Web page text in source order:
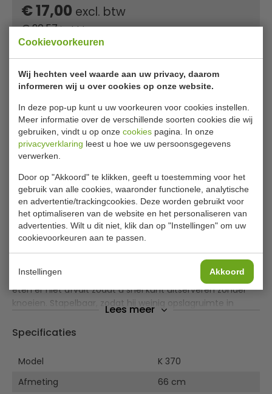
Cookievoorkeuren
Wij hechten veel waarde aan uw privacy, daarom
informeren wij u over cookies op onze website.
In deze pop-up kunt u uw voorkeuren voor cookies instellen.
Meer informatie over de verschillende soorten cookies die wij
gebruiken, vindt u op onze cookies pagina. In onze
privacyverklaring leest u hoe we uw persoonsgegevens
verwerken.
Door op "Akkoord" te klikken, geeft u toestemming voor het
gebruik van alle cookies, waaronder functionele, analytische
en advertentie/trackingcookies. Deze worden gebruikt voor
het optimaliseren van de website en het personaliseren van
advertenties. Wilt u dit niet, klik dan op "Instellingen" om uw
cookievoorkeuren aan te passen.
Instellingen Akkoord
€ 17,00 excl. btw
€20,57 incl. btw
In winkelwagentje
Ofbetaal 6,86in 3 termijnenmet Klarna
✔ Gratis verzending* ✔ 24 uur levering ✔ Laagste
prijsgarantie
Olympia ovale RVS serveerschaal 66
cm
De Olympia ovale serveerschaal 66 cm combineert door
de hoogglans RVS constructie subtiele elegantie met
uitstekende functionaliteit tegen een scherpe prijs. Zeer
sterk en vaatwasserbestendig , zodat hij past in
veeleisende omgevingen als feesten, bijeenkomsten of
buffetservices. De brede opstaande rand zorgt dat het
eten er niet afvalt zodat u snel kunt uitserveren zonder
knoeien. Stapelbaar, zodat hij weinig opslagruimte in
Sterke constructie
Brede opstaande rand tegen knoeien
Lees meer
Specificaties
Model
K 370
Afmeting
66 cm